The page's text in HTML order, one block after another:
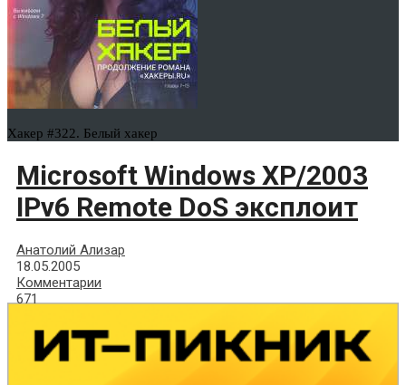
Хакер #322. Белый хакер
Microsoft Windows XP/2003
IPv6 Remote DoS эксплоит
Анатолий Ализар
18.05.2005
Комментарии
671